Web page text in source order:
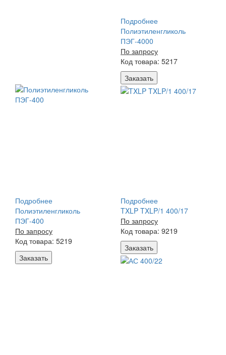
Подробнее
Полиэтиленгликоль
ПЭГ-4000
По запросу
Код товара: 5217
Заказать
Подробнее
Полиэтиленгликоль
ПЭГ-400
По запросу
Код товара: 5219
Заказать
Подробнее
TXLP TXLP/1 400/17
По запросу
Код товара: 9219
Заказать